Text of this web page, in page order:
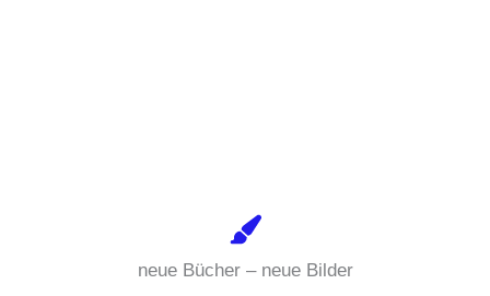
neue Bücher – neue Bilder